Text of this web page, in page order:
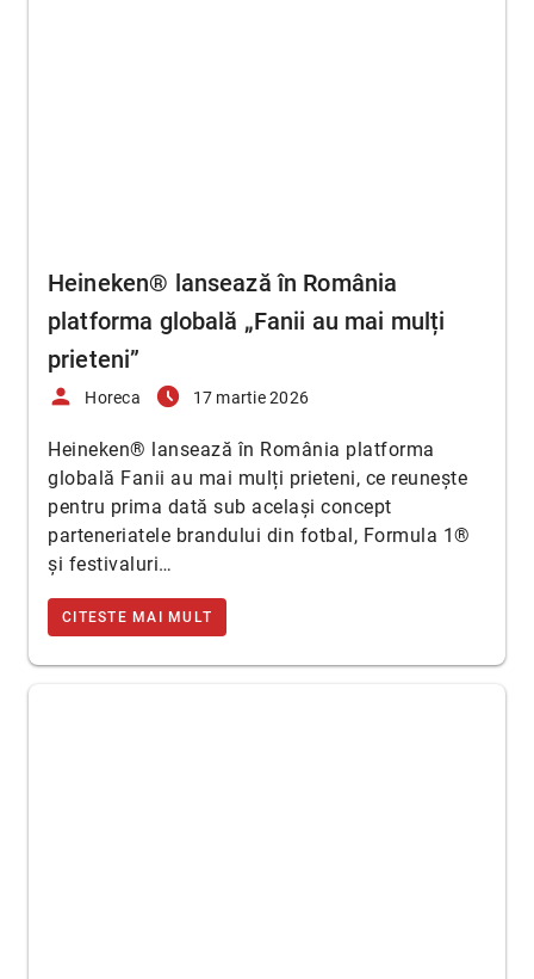
Heineken® lansează în România
platforma globală „Fanii au mai mulți
prieteni”
person Horeca access_time_filled 17 martie 2026
Heineken® lansează în România platforma
globală Fanii au mai mulți prieteni, ce reunește
pentru prima dată sub același concept
parteneriatele brandului din fotbal, Formula 1®
și festivaluri…
CITESTE MAI MULT